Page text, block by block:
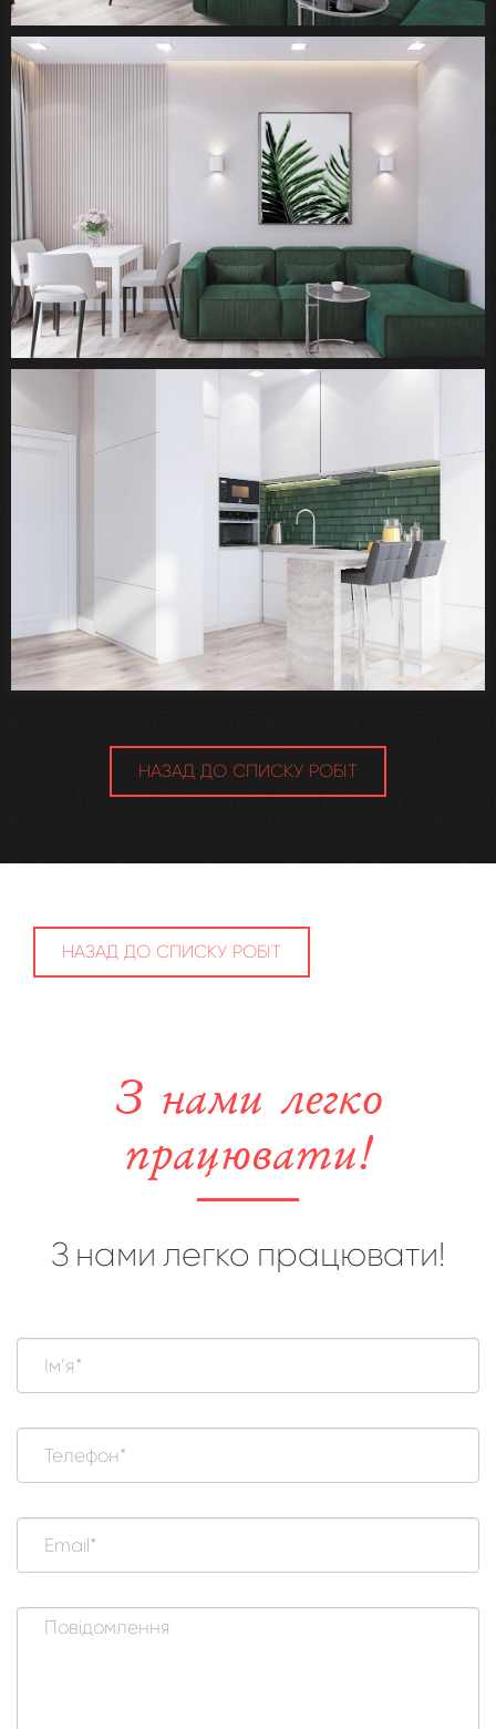
НАЗАД ДО СПИСКУ РОБІТ
НАЗАД ДО СПИСКУ РОБІТ
З нами легко
працювати!
З нами легко працювати!